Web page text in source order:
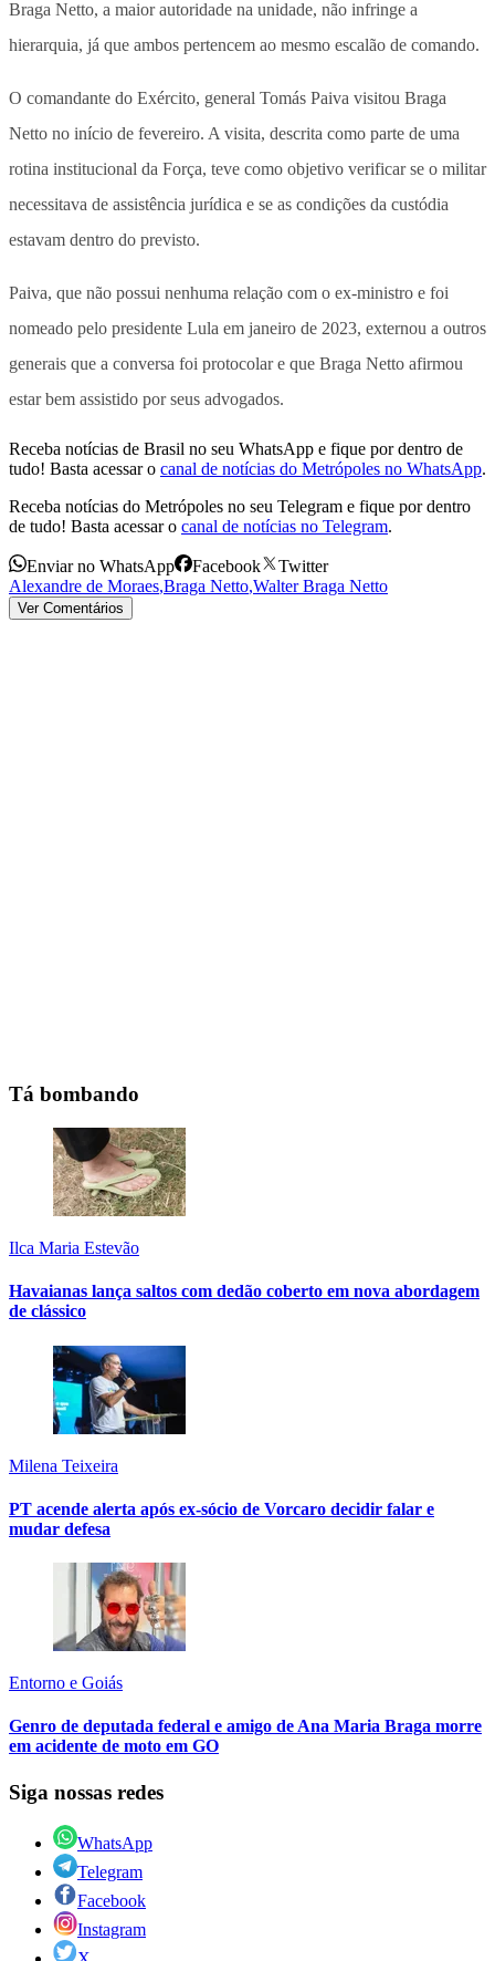
Braga Netto, a maior autoridade na unidade, não infringe a
hierarquia, já que ambos pertencem ao mesmo escalão de comando.
O comandante do Exército, general Tomás Paiva visitou Braga
Netto no início de fevereiro. A visita, descrita como parte de uma
rotina institucional da Força, teve como objetivo verificar se o militar
necessitava de assistência jurídica e se as condições da custódia
estavam dentro do previsto.
Paiva, que não possui nenhuma relação com o ex-ministro e foi
nomeado pelo presidente Lula em janeiro de 2023, externou a outros
generais que a conversa foi protocolar e que Braga Netto afirmou
estar bem assistido por seus advogados.
Receba notícias de Brasil no seu WhatsApp e fique por dentro de
tudo! Basta acessar o canal de notícias do Metrópoles no WhatsApp.
Receba notícias do Metrópoles no seu Telegram e fique por dentro
de tudo! Basta acessar o canal de notícias no Telegram.
Enviar no WhatsApp Facebook
Twitter
Alexandre de Moraes,Braga Netto,Walter Braga Netto
Ver Comentários
Tá bombando
Ilca Maria Estevão
Havaianas lança saltos com dedão coberto em nova abordagem
de clássico
Milena Teixeira
PT acende alerta após ex-sócio de Vorcaro decidir falar e
mudar defesa
Entorno e Goiás
Genro de deputada federal e amigo de Ana Maria Braga morre
em acidente de moto em GO
Siga nossas redes
WhatsApp
Telegram
Facebook
Instagram